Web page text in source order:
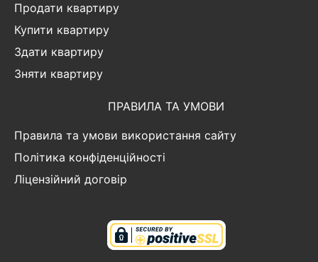
Продати квартиру
Купити квартиру
Здати квартиру
Зняти квартиру
ПРАВИЛА ТА УМОВИ
Правила та умови використання сайту
Політика конфіденційності
Ліцензійний договір